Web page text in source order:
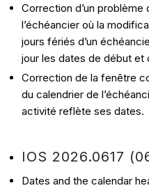
Correction d’un problème
l’échéancier où la
jours fériés d’un
jour les dates de début et
Correction de la fenêtre
du calendrier de
activité reflète ses dates.
IOS 2026.0617
Dates and the calendar